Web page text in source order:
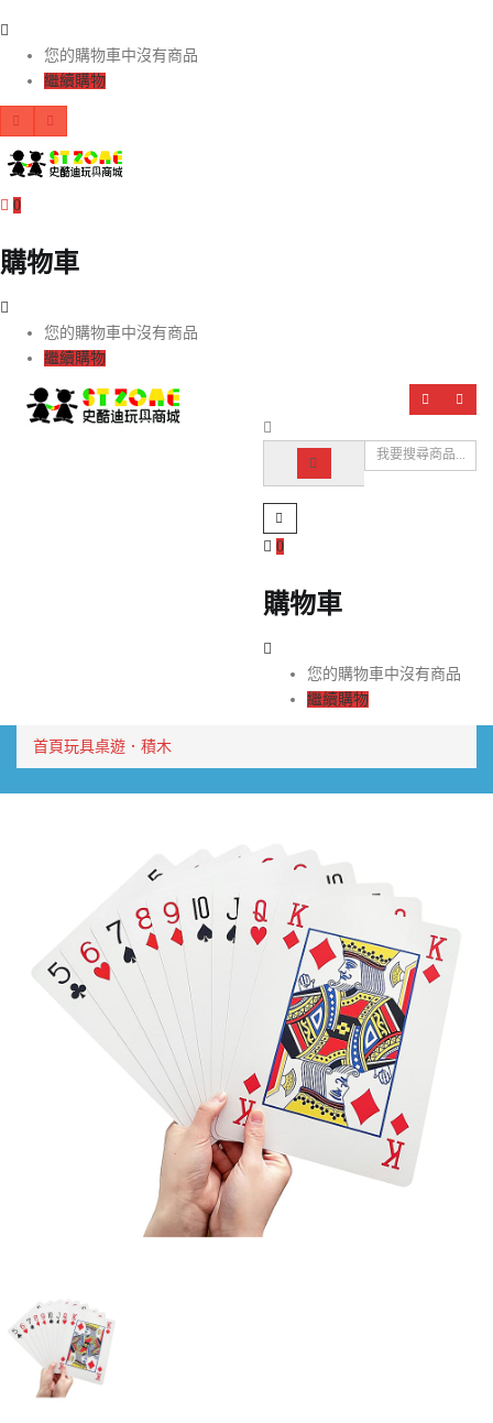
您的購物車中沒有商品
繼續購物
0
購物車
您的購物車中沒有商品
繼續購物
0
購物車
您的購物車中沒有商品
繼續購物
首頁玩具桌遊．積木